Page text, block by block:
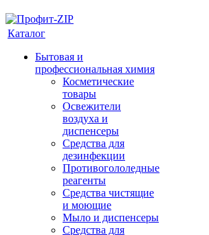
Каталог
Бытовая и
профессиональная химия
Косметические
товары
Освежители
воздуха и
диспенсеры
Средства для
дезинфекции
Противогололедные
реагенты
Средства чистящие
и моющие
Мыло и диспенсеры
Средства для